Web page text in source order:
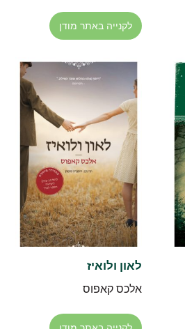
לקנייה באתר מודן
לאון ולואיז
אלכס קאפוס